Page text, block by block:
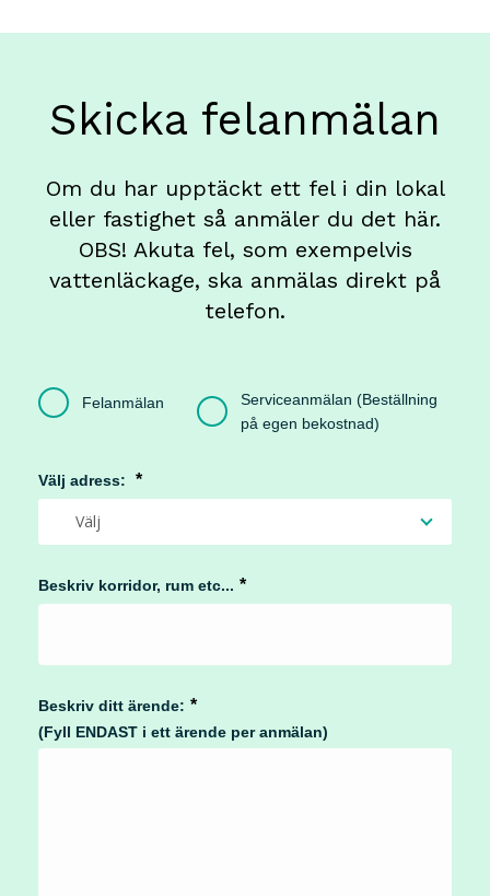
Skicka felanmälan
Om du har upptäckt ett fel i din lokal
eller fastighet så anmäler du det här.
OBS! Akuta fel, som exempelvis
vattenläckage, ska anmälas direkt på
telefon.